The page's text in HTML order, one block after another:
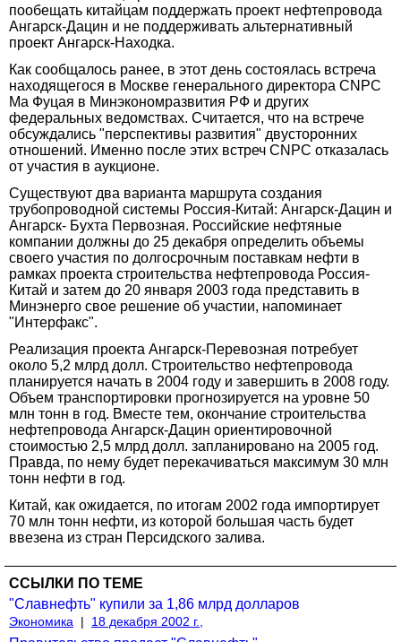
пообещать китайцам поддержать проект нефтепровода
Ангарск-Дацин и не поддерживать альтернативный
проект Ангарск-Находка.
Как сообщалось ранее, в этот день состоялась встреча
находящегося в Москве генерального директора CNPC
Ма Фуцая в Минэкономразвития РФ и других
федеральных ведомствах. Считается, что на встрече
обсуждались "перспективы развития" двусторонних
отношений. Именно после этих встреч CNPC отказалась
от участия в аукционе.
Существуют два варианта маршрута создания
трубопроводной системы Россия-Китай: Ангарск-Дацин и
Ангарск- Бухта Первозная. Российские нефтяные
компании должны до 25 декабря определить объемы
своего участия по долгосрочным поставкам нефти в
рамках проекта строительства нефтепровода Россия-
Китай и затем до 20 января 2003 года представить в
Минэнерго свое решение об участии, напоминает
"Интерфакс".
Реализация проекта Ангарск-Перевозная потребует
около 5,2 млрд долл. Строительство нефтепровода
планируется начать в 2004 году и завершить в 2008 году.
Объем транспортировки прогнозируется на уровне 50
млн тонн в год. Вместе тем, окончание строительства
нефтепровода Ангарск-Дацин ориентировочной
стоимостью 2,5 млрд долл. запланировано на 2005 год.
Правда, по нему будет перекачиваться максимум 30 млн
тонн нефти в год.
Китай, как ожидается, по итогам 2002 года импортирует
70 млн тонн нефти, из которой большая часть будет
ввезена из стран Персидского залива.
ССЫЛКИ ПО ТЕМЕ
"Славнефть" купили за 1,86 млрд долларов
Экономика | 18 декабря 2002 г.,